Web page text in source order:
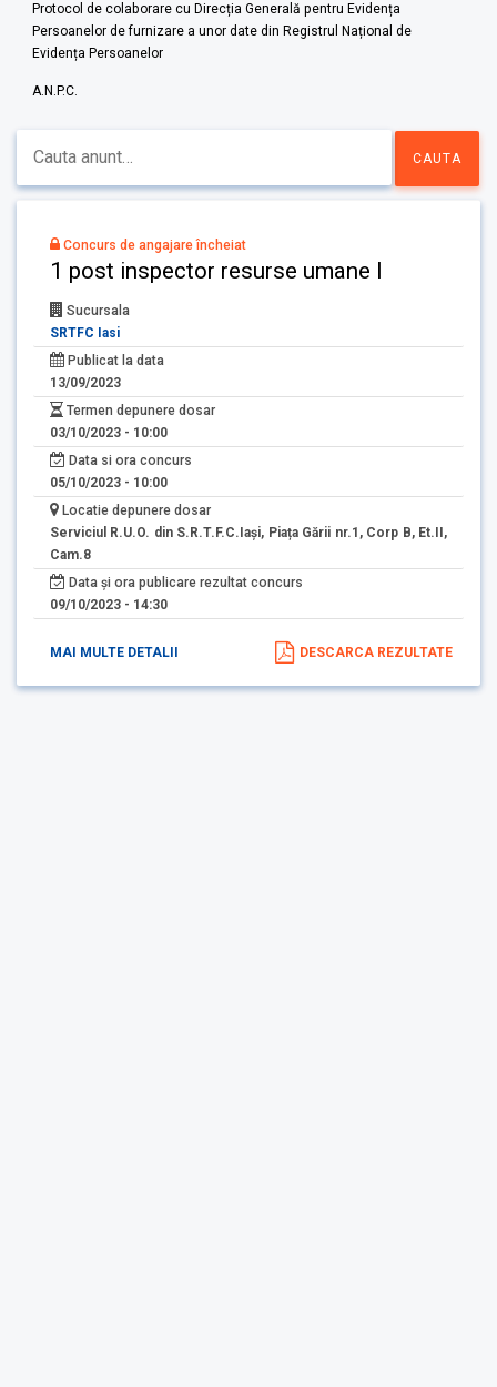
Protocol de colaborare cu Direcția Generală pentru Evidența
Persoanelor de furnizare a unor date din Registrul Național de
Evidența Persoanelor
A.N.P.C.
Concurs de angajare încheiat
1 post inspector resurse umane I
Sucursala
SRTFC Iasi
Publicat la data
13/09/2023
Termen depunere dosar
03/10/2023 - 10:00
Data si ora concurs
05/10/2023 - 10:00
Locatie depunere dosar
Serviciul R.U.O. din S.R.T.F.C.Iași, Piața Gării nr.1, Corp B, Et.II,
Cam.8
Data și ora publicare rezultat concurs
09/10/2023 - 14:30
MAI MULTE DETALII DESCARCA REZULTATE